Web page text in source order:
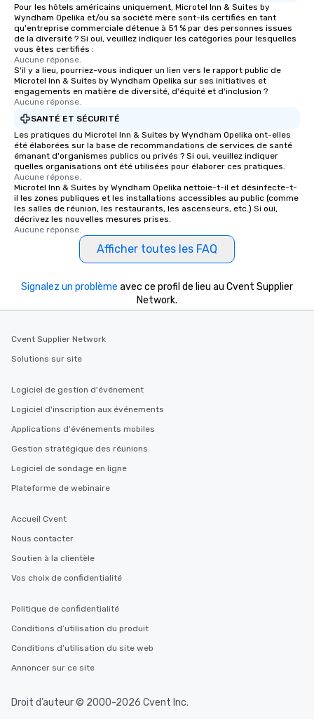
Pour les hôtels américains uniquement, Microtel Inn & Suites by
Wyndham Opelika et/ou sa société mère sont-ils certifiés en tant
qu'entreprise commerciale détenue à 51 % par des personnes issues
de la diversité ? Si oui, veuillez indiquer les catégories pour lesquelles
vous êtes certifiés :
Aucune réponse.
S'il y a lieu, pourriez-vous indiquer un lien vers le rapport public de
Microtel Inn & Suites by Wyndham Opelika sur ses initiatives et
engagements en matière de diversité, d'équité et d'inclusion ?
Aucune réponse.
SANTÉ ET SÉCURITÉ
Les pratiques du Microtel Inn & Suites by Wyndham Opelika ont-elles
été élaborées sur la base de recommandations de services de santé
émanant d'organismes publics ou privés ? Si oui, veuillez indiquer
quelles organisations ont été utilisées pour élaborer ces pratiques.
Aucune réponse.
Microtel Inn & Suites by Wyndham Opelika nettoie-t-il et désinfecte-t-
il les zones publiques et les installations accessibles au public (comme
les salles de réunion, les restaurants, les ascenseurs, etc.) Si oui,
décrivez les nouvelles mesures prises.
Aucune réponse.
Afficher toutes les FAQ
Signalez un problème avec ce profil de lieu au Cvent Supplier
Network.
Cvent Supplier Network
Solutions sur site
Logiciel de gestion d'événement
Logiciel d'inscription aux événements
Applications d'événements mobiles
Gestion stratégique des réunions
Logiciel de sondage en ligne
Plateforme de webinaire
Accueil Cvent
Nous contacter
Soutien à la clientèle
Vos choix de confidentialité
Politique de confidentialité
Conditions d’utilisation du produit
Conditions d’utilisation du site web
Annoncer sur ce site
Droit d’auteur © 2000-2026 Cvent Inc.